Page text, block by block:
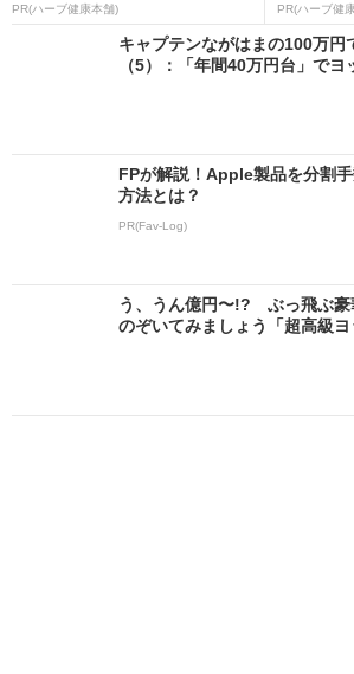
PR(ハーブ健康本舗) PR(ハーブ健
キャプテンながはまの100万円
（5）：「年間40万円台」でヨ
FPが解説！Apple製品を分割
方法とは？
PR(Fav-Log)
う、うん億円〜!? ぶっ飛ぶ豪
のぞいてみましょう「超高級ヨ